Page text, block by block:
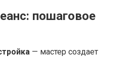
пошаговое
— мастер создает